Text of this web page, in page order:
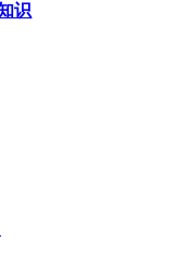
识